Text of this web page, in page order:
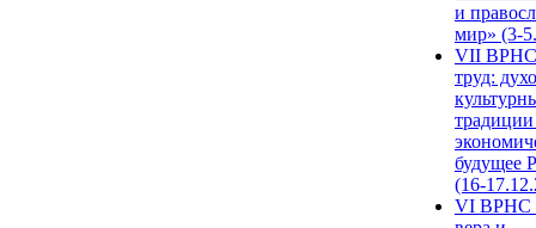
и
мир» (3-
VII ВРНС
труд:
будущее
(16-
VI ВРНС